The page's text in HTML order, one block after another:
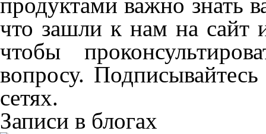
что зашли к нам на сайт
чтобы
вопросу.
сетях.
Записи в блогах